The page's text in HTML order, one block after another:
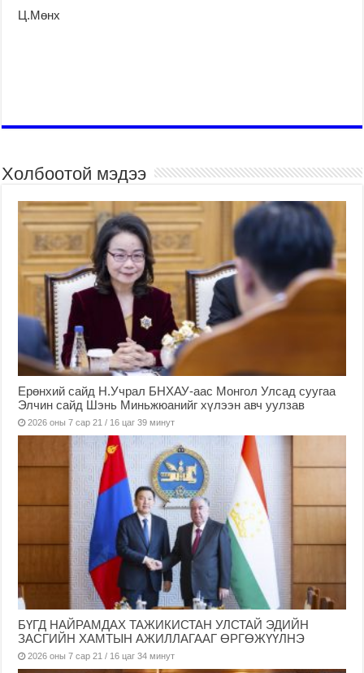
Ц.Мөнх
Холбоотой мэдээ
Ерөнхий сайд Н.Учрал БНХАУ-аас Монгол Улсад суугаа
Элчин сайд Шэнь Миньжюанийг хүлээн авч уулзав
2026 оны 7 сар 21 / 16 цаг 39 минут
БҮГД НАЙРАМДАХ ТАЖИКИСТАН УЛСТАЙ ЭДИЙН
ЗАСГИЙН ХАМТЫН АЖИЛЛАГААГ ӨРГӨЖҮҮЛНЭ
2026 оны 7 сар 21 / 16 цаг 34 минут